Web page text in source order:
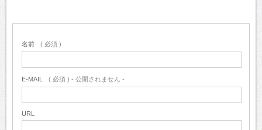
名前 ( 必須 )
E-MAIL ( 必須 ) - 公開されません -
URL